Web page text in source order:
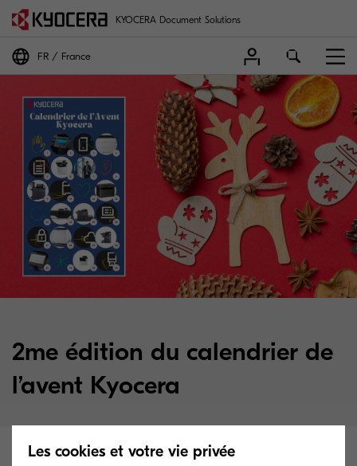
KYOCERA Document Solutions
FR France
2me édition du calendrier de
l’avent Kyocera
Les cookies et votre vie privée